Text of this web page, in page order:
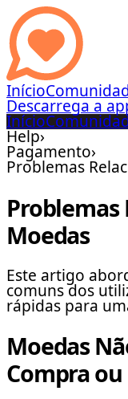
Início
Descarrega a
Início
Help›
Pagamento›
Problemas
Problemas
Moedas
Este artigo
comuns dos
rápidas para
Moedas
Compra